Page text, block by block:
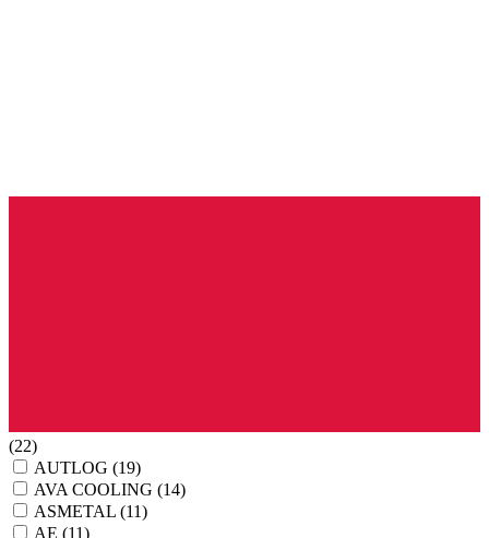
(22)
AUTLOG (19)
AVA COOLING (14)
ASMETAL (11)
AE (11)